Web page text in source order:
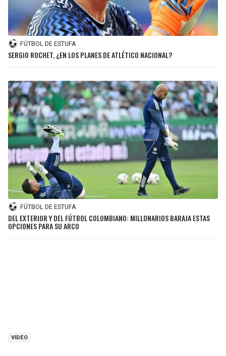
FÚTBOL DE ESTUFA
SERGIO ROCHET, ¿EN LOS PLANES DE ATLÉTICO NACIONAL?
FÚTBOL DE ESTUFA
DEL EXTERIOR Y DEL FÚTBOL COLOMBIANO: MILLONARIOS BARAJA ESTAS
OPCIONES PARA SU ARCO
VIDEO